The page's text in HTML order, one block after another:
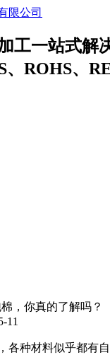
工一站式解
、ROHS、
，你真的了解吗？
11
各种材料似乎都有